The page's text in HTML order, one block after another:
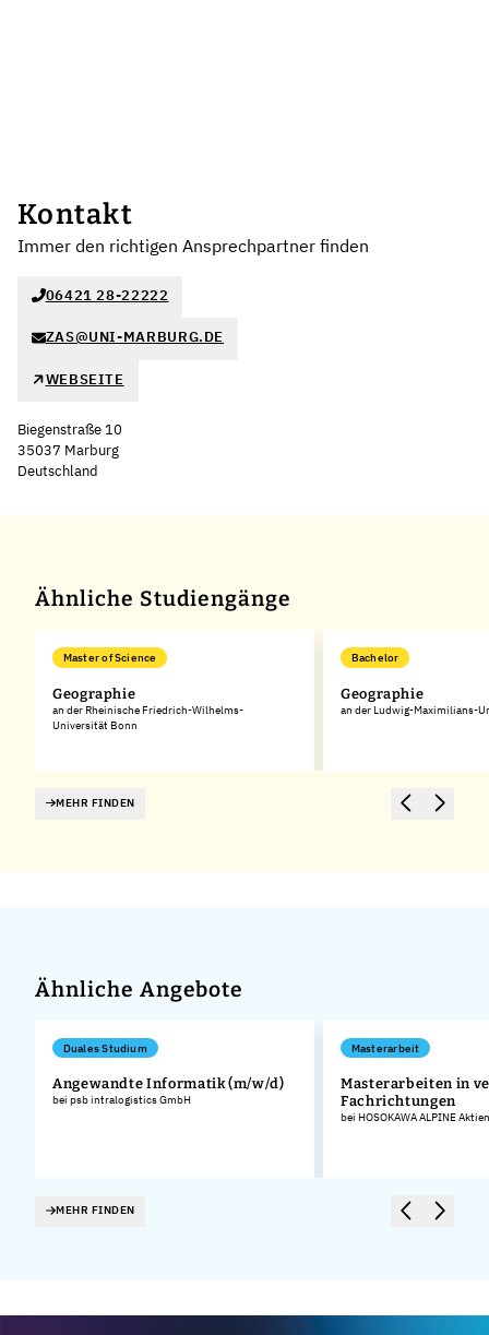
Kontakt
Immer den richtigen Ansprechpartner finden
06421 28-22222
ZAS@UNI-MARBURG.DE
WEBSEITE
Biegenstraße 10
35037 Marburg
Deutschland
Ähnliche Studiengänge
Master of Science
Geographie
an der Rheinische Friedrich-Wilhelms-
Universität Bonn
Bachelor
Geographie
an der Ludwig-Maximilians-
MEHR FINDEN
Ähnliche Angebote
Duales Studium
Angewandte Informatik (m/w/d)
bei psb intralogistics GmbH
Masterarbeit
Masterarbeiten in
Fachrichtungen
bei HOSOKAWA ALPINE
MEHR FINDEN